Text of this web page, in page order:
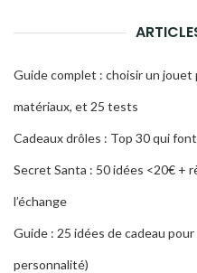
Guide complet : choisir un
matériaux, et 25 tests
Cadeaux drôles : Top 30 qui
Secret Santa : 50 idées <20€ +
l’échange
Guide : 25 idées de cadeau
personnalité)